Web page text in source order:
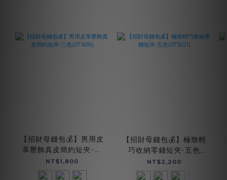
【招財母錢包💰】男用皮
革壓飾真皮簡約短夾-三
色(071695)
NT$1,800
【招財母錢包💰】極致輕
巧收納零錢短夾-五色
(075021)
NT$2,200